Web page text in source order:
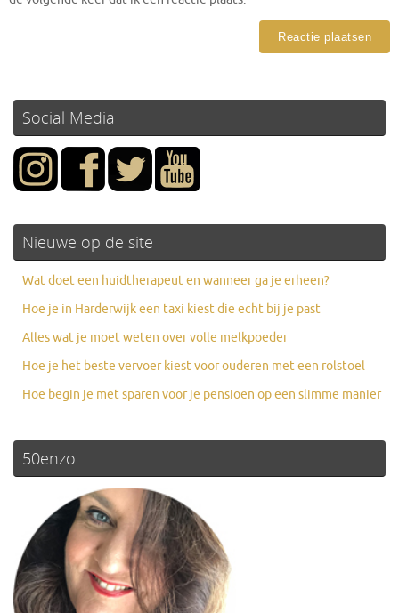
Social Media
Nieuwe op de site
Wat doet een huidtherapeut en wanneer ga je erheen?
Hoe je in Harderwijk een taxi kiest die echt bij je past
Alles wat je moet weten over volle melkpoeder
Hoe je het beste vervoer kiest voor ouderen met een rolstoel
Hoe begin je met sparen voor je pensioen op een slimme manier
50enzo